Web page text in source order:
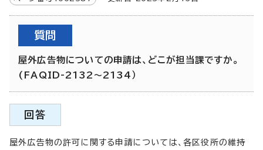
質問
屋外広告物についての申請は、どこが担当課ですか。
(FAQID-2132～2134）
回答
屋外広告物の許可に関する申請については、各区役所の維持